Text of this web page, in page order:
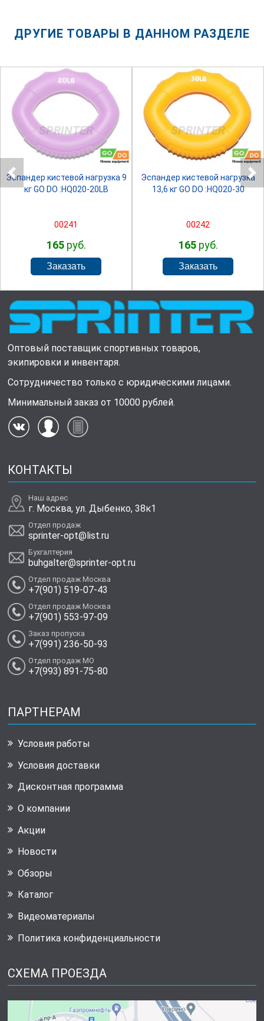
ДРУГИЕ ТОВАРЫ В ДАННОМ РАЗДЕЛЕ
SPRINTER
Эспандер кистевой нагрузка 9
кг GO DO :HQ020-20LB
00241
165руб.
SPRINTER
Эспандер кистевой нагрузка
13,6 кг GO DO :HQ020-30
00242
165руб.
Оптовый поставщик спортивных товаров,
экипировки и инвентаря.
Сотрудничество только с юридическими лицами.
Минимальный заказ от 10000 рублей.
КОНТАКТЫ
Наш адрес
г. Москва, ул. Дыбенко, 38к1
Отдел продаж
sprinter-opt@list.ru
Бухгалтерия
buhgalter@sprinter-opt.ru
Отдел продаж Москва
+7(901) 519-07-43
Отдел продаж Москва
+7(901) 553-97-09
Заказ пропуска
+7(991) 236-50-93
Отдел продаж МО
+7(993) 891-75-80
ПАРТНЕРАМ
Условия работы
Условия доставки
Дисконтная программа
О компании
Акции
Новости
Обзоры
Каталог
Видеоматериалы
Политика конфиденциальности
СХЕМА ПРОЕЗДА